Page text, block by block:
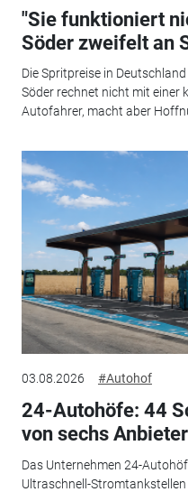
"Sie funktioniert
Söder zweifelt an
Die Spritpreise in
Söder rechnet nicht mit
Autofahrer, macht aber
03.08.2026 #Autohof
24-Autohöfe: 44
von sechs
Das Unternehmen 24-
Ultraschnell-